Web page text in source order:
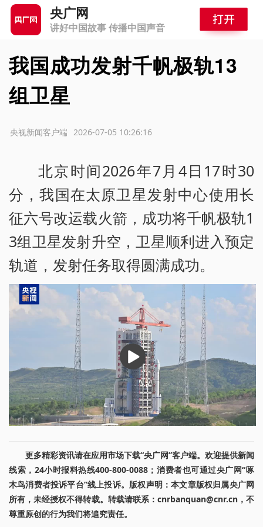
央广网
讲好中国故事 传播中国声音
我国成功发射千帆极轨13
组卫星
2026-07-05 10:26:16
央视新闻客户端
北京时间2026年7月4日17时30
分，我国在太原卫星发射中心使用长
征六号改运载火箭，成功将千帆极轨1
3组卫星发射升空，卫星顺利进入预定
轨道，发射任务取得圆满成功。
播
放
更多精彩资讯请在应用市场下载“央广网”客户端。欢迎提供新闻
线索，24小时报料热线400-800-0088；消费者也可通过央广网“啄
木鸟消费者投诉平台”线上投诉。版权声明：本文章版权归属央广网
所有，未经授权不得转载。转载请联系：cnrbanquan@cnr.cn，不
尊重原创的行为我们将追究责任。